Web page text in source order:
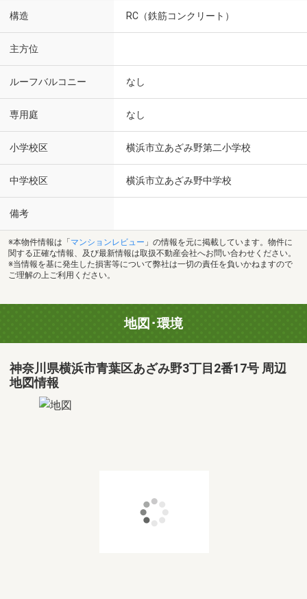
構造 RC（鉄筋コンクリート）
主方位
ルーフバルコニー なし
専用庭 なし
小学校区 横浜市立あざみ野第二小学校
中学校区 横浜市立あざみ野中学校
備考
※本物件情報は「 マンションレビュー 」の情報を元に掲載しています。物件に
関する正確な情報、及び最新情報は取扱不動産会社へお問い合わせください。
※当情報を基に発生した損害等について弊社は一切の責任を負いかねますので
ご理解の上ご利用ください。
地図･環境
神奈川県横浜市青葉区あざみ野3丁目2番17号 周辺
地図情報